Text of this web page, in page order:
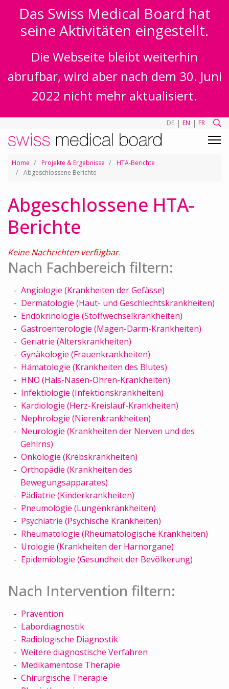
Das Swiss Medical Board hat
seine Aktivitäten eingestellt.
Die Webseite bleibt weiterhin
abrufbar, wird aber nach dem 30. Juni
2022 nicht mehr aktualisiert.
DE | EN | FR
Home Projekte & Ergebnisse
HTA-Berichte
Abgeschlossene Berichte
Abgeschlossene HTA-
Berichte
Keine Nachrichten verfügbar.
Nach Fachbereich filtern:
Angiologie (Krankheiten der Gefässe)
Dermatologie (Haut- und Geschlechtskrankheiten)
Endokrinologie (Stoffwechselkrankheiten)
Gastroenterologie (Magen-Darm-Krankheiten)
Geriatrie (Alterskrankheiten)
Gynäkologie (Frauenkrankheiten)
Hämatologie (Krankheiten des Blutes)
HNO (Hals-Nasen-Ohren-Krankheiten)
Infektiologie (Infektionskrankheiten)
Kardiologie (Herz-Kreislauf-Krankheiten)
Nephrologie (Nierenkrankheiten)
Neurologie (Krankheiten der Nerven und des
Gehirns)
Onkologie (Krebskrankheiten)
Orthopädie (Krankheiten des
Bewegungsapparates)
Pädiatrie (Kinderkrankheiten)
Pneumologie (Lungenkrankheiten)
Psychiatrie (Psychische Krankheiten)
Rheumatologie (Rheumatologische Krankheiten)
Urologie (Krankheiten der Harnorgane)
Epidemiologie (Gesundheit der Bevölkerung)
Nach Intervention filtern:
Prävention
Labordiagnostik
Radiologische Diagnostik
Weitere diagnostische Verfahren
Medikamentöse Therapie
Chirurgische Therapie